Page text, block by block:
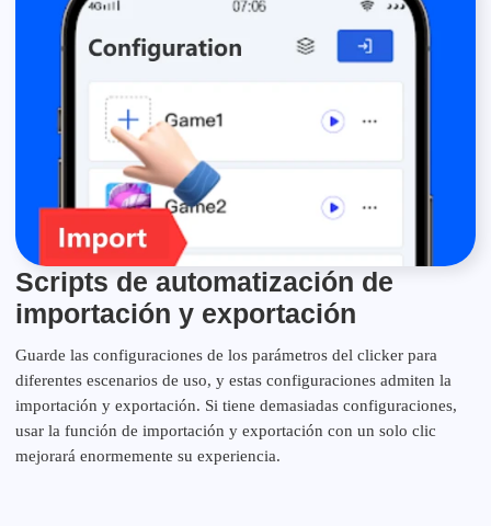
Scripts de automatización de
importación y exportación
Guarde las configuraciones de los parámetros del clicker para
diferentes escenarios de uso, y estas configuraciones admiten la
importación y exportación. Si tiene demasiadas configuraciones,
usar la función de importación y exportación con un solo clic
mejorará enormemente su experiencia.